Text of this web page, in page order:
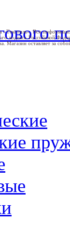
Вся
кодекса Российской
Магазин оставляет за